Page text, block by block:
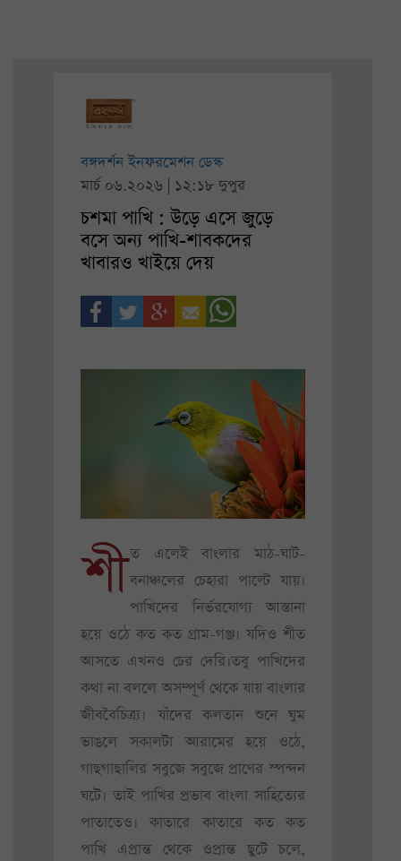
বঙ্গদর্শন ইনফরমেশন ডেস্ক
মার্চ ০৬.২০২৬ | ১২:১৮ দুপুর
চশমা পাখি : উড়ে এসে জুড়ে
বসে অন্য পাখি-শাবকদের
খাবারও খাইয়ে দেয়
শীত এলেই বাংলার মাঠ-ঘাট-
বনাঞ্চলের চেহারা পাল্টে যায়।
পাখিদের নির্ভরযোগ্য আস্তানা
হয়ে ওঠে কত কত গ্রাম-গঞ্জ। যদিও শীত
আসতে এখনও ঢের দেরি।তবু পাখিদের
কথা না বললে অসম্পূর্ণ থেকে যায় বাংলার
জীববৈচিত্র্য। যাঁদের কলতান শুনে ঘুম
ভাঙলে সকালটা আরামের হয়ে ওঠে,
গাছগাছালির সবুজে সবুজে প্রাণের স্পন্দন
ঘটে। তাই পাখির প্রভাব বাংলা সাহিত্যের
পাতাতেও। কাতারে কাতারে কত কত
পাখি এপ্রান্ত থেকে ওপ্রান্ত ছুটে চলে,